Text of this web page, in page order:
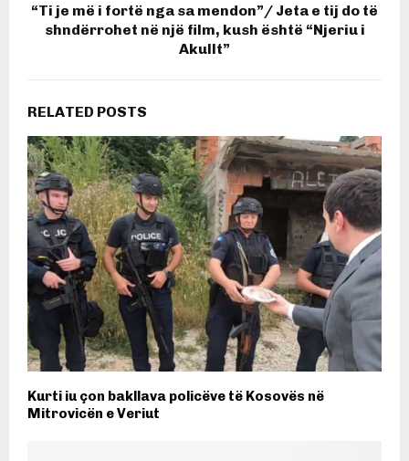
“Ti je më i fortë nga sa mendon”/ Jeta e tij do të
shndërrohet në një film, kush është “Njeriu i
Akullt”
RELATED POSTS
Kurti iu çon bakllava policëve të Kosovës në
Mitrovicën e Veriut